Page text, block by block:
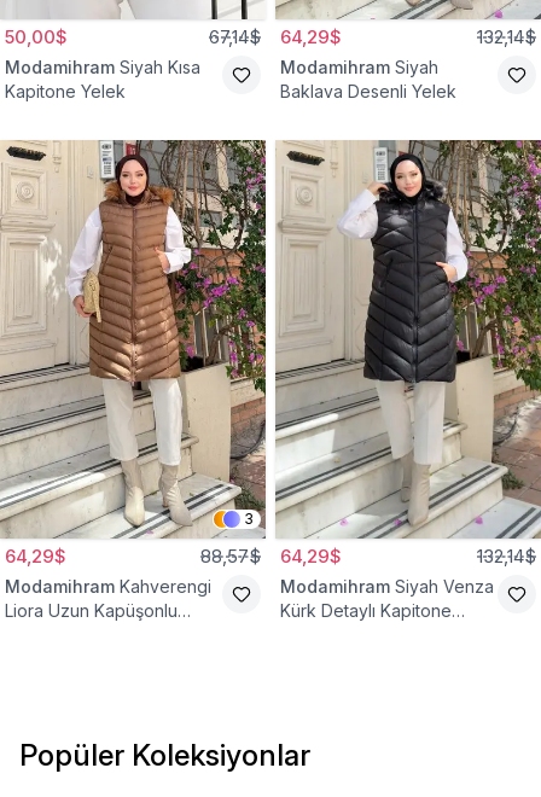
50,00$ 67,14$
Modamihram Siyah Kısa
Kapitone Yelek
64,29$ 132,14$
Modamihram Siyah
Baklava Desenli Yelek
3
64,29$ 88,57$
Modamihram Kahverengi
Liora Uzun Kapüşonlu
64,29$ 132,14$
Modamihram Siyah Venza
Kürk Detaylı Kapitone
Popüler Koleksiyonlar